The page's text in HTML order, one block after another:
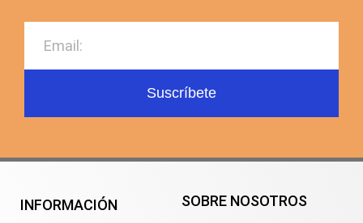
Suscríbete
INFORMACIÓN SOBRE NOSOTROS